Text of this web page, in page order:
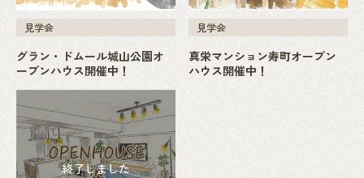
見学会
グラン・ドムール城山公園オ
ープンハウス開催中！
見学会
真栄マンション寿町オープン
ハウス開催中！
終了しました